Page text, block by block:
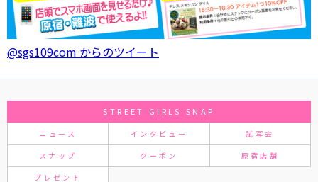
@sgs109com からのツイート
STREET GIRLS SNAP
ニュース インタビュー 試写会
スナップ クーポン 原宿店舗
プレゼント